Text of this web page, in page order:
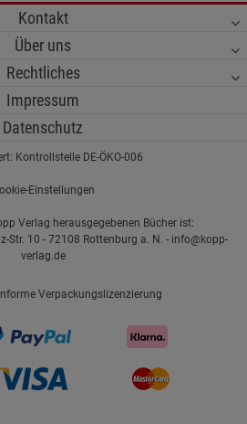
Kontakt
Über uns
Rechtliches
Impressum
Datenschutz
Kontrollstelle DE-ÖKO-006
Einstellungen
Verlag herausgegebenen Bücher ist:
Str. 10 - 72108 Rottenburg a. N. - info@kopp-
verlag.de
Verpackungslizenzierung